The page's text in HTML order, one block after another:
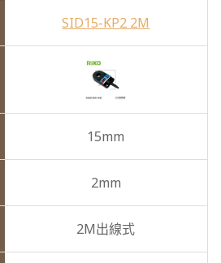
SID15-KP2 2M
15mm
2mm
2M出線式